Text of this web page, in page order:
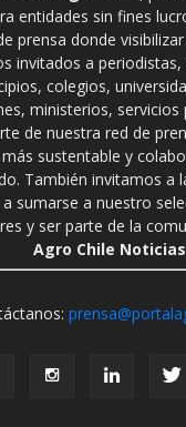
entidades sin fines
prensa donde
invitados a periodistas,
colegios,
ministerios,
de nuestra red de
sustentable y
También invitamos a
sumarse a nuestro
y ser parte de la
Agro Chile Noticias